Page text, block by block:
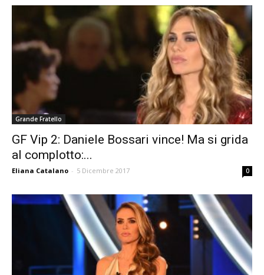
Grande Fratello
GF Vip 2: Daniele Bossari vince! Ma si grida
al complotto:...
Eliana Catalano - 5 Dicembre 2017 0